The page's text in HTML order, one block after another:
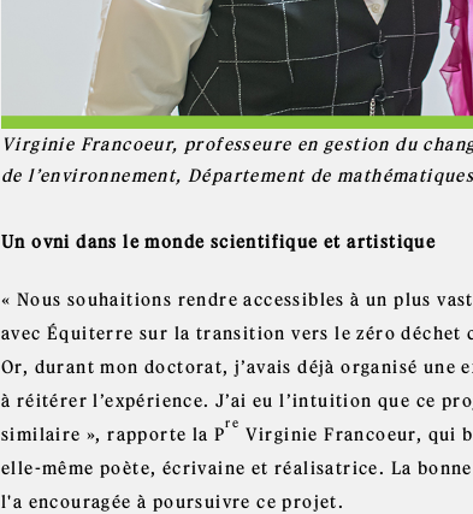
Virginie Francoeur, professeure en gestion du
de l’environnement, Département de
Un ovni dans le monde scientifique et artistique
« Nous souhaitions rendre accessibles à un plus
avec Équiterre sur la transition vers le zéro déchet
Or, durant mon doctorat, j’avais déjà organisé
à réitérer l’expérience. J’ai eu l’intuition que ce
similaire », rapporte la P
re
Virginie Francoeur, qui
elle-même poète, écrivaine et réalisatrice. La
l'a encouragée à poursuivre ce projet.